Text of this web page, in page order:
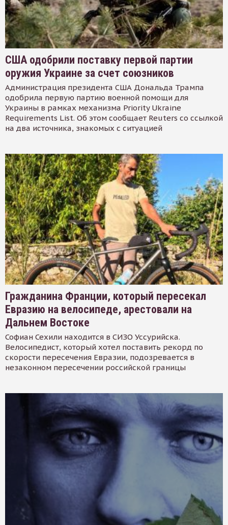
США одобрили поставку первой партии
оружия Украине за счет союзников
Администрация президента США Дональда Трампа
одобрила первую партию военной помощи для
Украины в рамках механизма Priority Ukraine
Requirements List. Об этом сообщает Reuters со ссылкой
на два источника, знакомых с ситуацией
Гражданина Франции, который пересекал
Евразию на велосипеде, арестовали на
Дальнем Востоке
Софиан Сехили находится в СИЗО Уссурийска.
Велосипедист, который хотел поставить рекорд по
скорости пересечения Евразии, подозревается в
незаконном пересечении российской границы